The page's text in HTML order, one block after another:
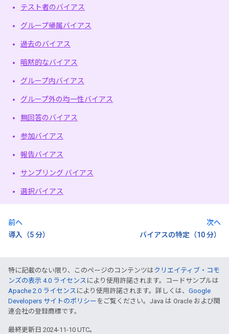
テスト者のバイアス
グループ帰属バイアス
過去のバイアス
暗黙的なバイアス
グループ内バイアス
グループ外の均一性バイアス
無回答のバイアス
参加バイアス
報告バイアス
サンプリング バイアス
選択バイアス
前へ
導入（5 分）
次へ
バイアスの特定（10 分）
特に記載のない限り、このページのコンテンツはクリエイティブ・コモ
ンズの表示 4.0 ライセンス により使用許諾されます。コードサンプルは
Apache 2.0 ライセンス により使用許諾されます。詳しくは、 Google
Developers サイトのポリシー をご覧ください。Java は Oracle および関
連会社の登録商標です。
最終更新日 2024-11-10 UTC。